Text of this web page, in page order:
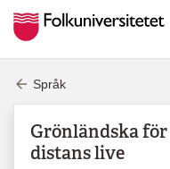
Språk
Grönländska för
distans live